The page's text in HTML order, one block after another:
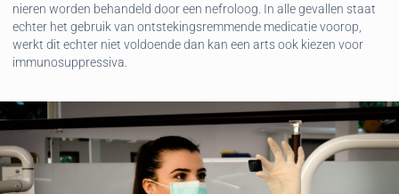
nieren worden behandeld door een nefroloog. In alle gevallen staat
echter het gebruik van ontstekingsremmende medicatie voorop,
werkt dit echter niet voldoende dan kan een arts ook kiezen voor
immunosuppressiva.